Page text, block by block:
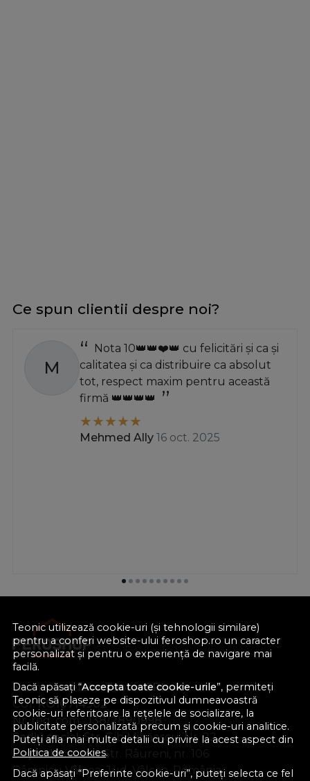
Teonic utilizează cookie-uri (și tehnologii similare)
pentru a conferi website-ului feroshop.ro un caracter
personalizat și pentru o experiență de navigare mai
facilă.
Dacă apăsați “Accepta toate cookie-urile”, permiteți
Teonic să plaseze pe dispozitivul dumneavoastră
cookie-uri referitoare la rețelele de socializare, la
publicitate personalizată precum și cookie-uri analitice.
Puteți afla mai multe detalii cu privire la acest aspect din
Politica de cookies.
Dacă apăsați “Preferinte cookie-uri”, puteți selecta ce fel
Ce spun clientii despre noi?
M
Nota 10👑👑❤️👑 cu felicitări și ca și
calitatea și ca distribuire ca absolut
tot, respect maxim pentru această
firmă 👑👑👑👑
Mehmed Ally 16 oct. 2025
Nume societate:Teonic SRL
CUI:RO10714902
Nr. reg. com.:J38/289/1998
Sediu social:Str. Gib Mihăescu, Nr. 22
Depozit central:Str. Râureni, nr. 106
Râmnicu Vâlcea, Jud. Vâlcea, România